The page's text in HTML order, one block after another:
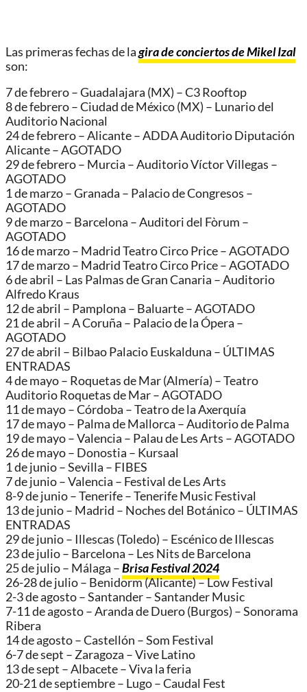
Las primeras fechas de lagira de conciertos de Mikel Izal
son:
7 de febrero – Guadalajara (MX) – C3 Rooftop
8 de febrero – Ciudad de México (MX) – Lunario del
Auditorio Nacional
24 de febrero – Alicante – ADDA Auditorio Diputación
Alicante – AGOTADO
29 de febrero – Murcia – Auditorio Víctor Villegas –
AGOTADO
1 de marzo – Granada – Palacio de Congresos –
AGOTADO
9 de marzo – Barcelona – Auditori del Fòrum –
AGOTADO
16 de marzo – Madrid Teatro Circo Price – AGOTADO
17 de marzo – Madrid Teatro Circo Price – AGOTADO
6 de abril – Las Palmas de Gran Canaria – Auditorio
Alfredo Kraus
12 de abril – Pamplona – Baluarte – AGOTADO
21 de abril – A Coruña – Palacio de la Ópera –
AGOTADO
27 de abril – Bilbao Palacio Euskalduna – ÚLTIMAS
ENTRADAS
4 de mayo – Roquetas de Mar (Almería) – Teatro
Auditorio Roquetas de Mar – AGOTADO
11 de mayo – Córdoba – Teatro de la Axerquía
17 de mayo – Palma de Mallorca – Auditorio de Palma
19 de mayo – Valencia – Palau de Les Arts – AGOTADO
26 de mayo – Donostia – Kursaal
1 de junio – Sevilla – FIBES
7 de junio – Valencia – Festival de Les Arts
8-9 de junio – Tenerife – Tenerife Music Festival
13 de junio – Madrid – Noches del Botánico – ÚLTIMAS
ENTRADAS
29 de junio – Illescas (Toledo) – Escénico de Illescas
23 de julio – Barcelona – Les Nits de Barcelona
25 de julio – Málaga –Brisa Festival 2024
26-28 de julio – Benidorm (Alicante) – Low Festival
2-3 de agosto – Santander – Santander Music
7-11 de agosto – Aranda de Duero (Burgos) – Sonorama
Ribera
14 de agosto – Castellón – Som Festival
6-7 de sept – Zaragoza – Vive Latino
13 de sept – Albacete – Viva la feria
20-21 de septiembre – Lugo – Caudal Fest